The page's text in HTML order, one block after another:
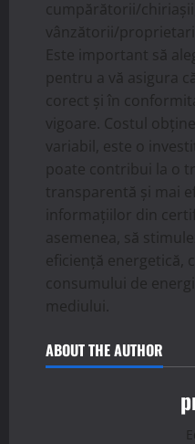
cumpărătorii/
vânzătorii/
Este important să
pentru a vă asigura
corect și în
vigoare. Costul
variabil, este o
poate contribui la o
transparentă și mai
informațiilor din
asemenea, să
eficiență energetică,
consumului de
mediului.
ABOUT THE AUTHOR